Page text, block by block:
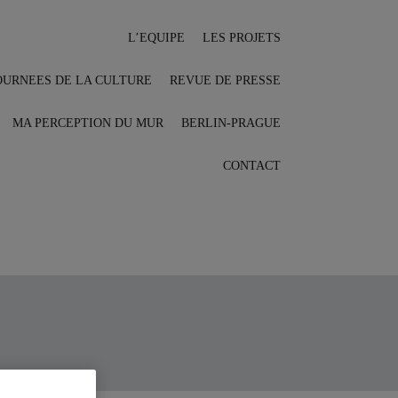
L’EQUIPE LES PROJETS
DE LA CULTURE REVUE DE PRESSE
MA PERCEPTION DU MUR BERLIN-PRAGUE
CONTACT